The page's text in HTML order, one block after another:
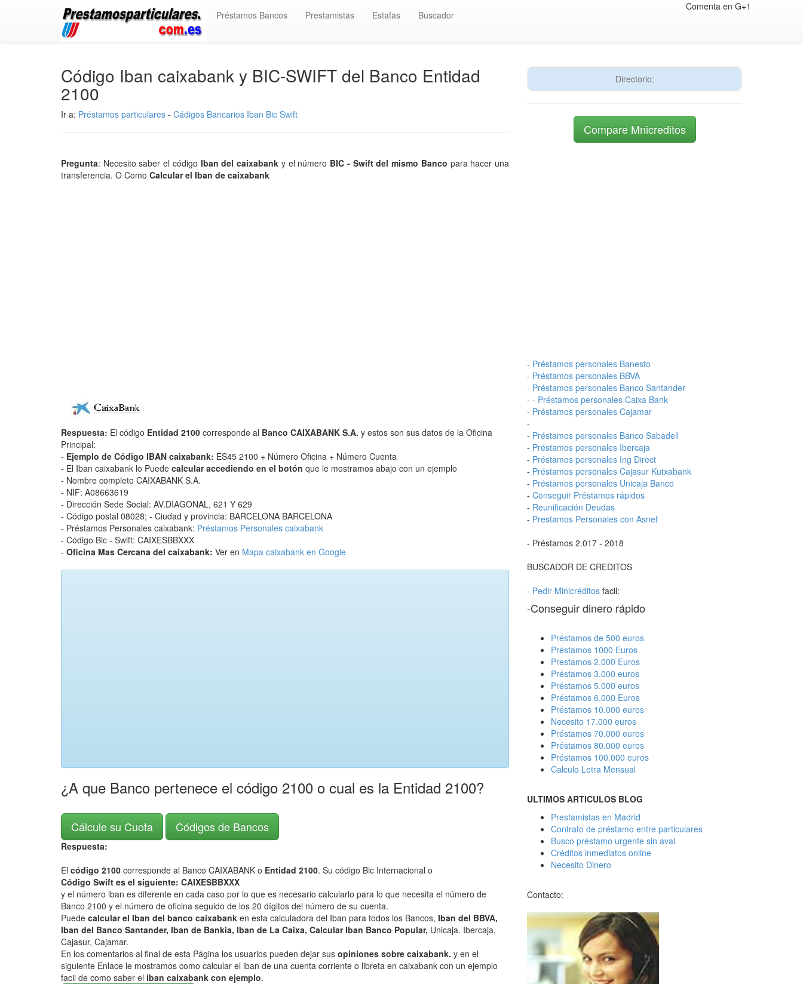
Préstamos Bancos Prestamistas Estafas Buscador
Comenta en G+1
Código Iban caixabank y BIC-SWIFT del Banco Entidad
2100
Ir a: Préstamos particulares - Cádigos Bancarios Iban Bic Swift
Pregunta: Necesito saber el código Iban del caixabank y el número BIC - Swift del mismo Banco para hacer una
transferencia. O Como Calcular el Iban de caixabank
Respuesta: El código Entidad 2100 corresponde al Banco CAIXABANK S.A. y estos son sus datos de la Oficina
Principal:
- Ejemplo de Código IBAN caixabank: ES45 2100 + Número Oficina + Número Cuenta
- El Iban caixabank lo Puede calcular accediendo en el botón que le mostramos abajo con un ejemplo
- Nombre completo CAIXABANK S.A.
- NIF: A08663619
- Dirección Sede Social: AV.DIAGONAL, 621 Y 629
- Código postal 08028; - Ciudad y provincia: BARCELONA BARCELONA
- Préstamos Personales caixabank: Préstamos Personales caixabank
- Código Bic - Swift: CAIXESBBXXX
- Oficina Mas Cercana del caixabank: Ver en Mapa caixabank en Google
¿A que Banco pertenece el código 2100 o cual es la Entidad 2100?
Cálcule su Cuota Códigos de Bancos
Respuesta:
El código 2100 corresponde al Banco CAIXABANK o Entidad 2100. Su código Bic Internacional o
Código Swift es el siguiente: CAIXESBBXXX
y el número iban es diferente en cada caso por lo que es necesario calcularlo para lo que necesita el número de
Banco 2100 y el número de oficina seguido de los 20 dígitos del número de su cuenta.
Puede calcular el Iban del banco caixabank en esta calculadora del Iban para todos los Bancos, Iban del BBVA,
Iban del Banco Santander, Iban de Bankia, Iban de La Caixa, Calcular Iban Banco Popular, Unicaja. Ibercaja,
Cajasur, Cajamar.
En los comentarios al final de esta Página los usuarios pueden dejar sus opiniones sobre caixabank. y en el
siguiente Enlace le mostramos como calcular el iban de una cuenta corriente o libreta en caixabank con un ejemplo
facil de como saber el iban caixabank con ejemplo.
Directorio:
Compare Mnicreditos
- Préstamos personales Banesto
- Préstamos personales BBVA
- Préstamos personales Banco Santander
- - Préstamos personales Caixa Bank
- Préstamos personales Cajamar
-
- Préstamos personales Banco Sabadell
- Préstamos personales Ibercaja
- Préstamos personales Ing Direct
- Préstamos personales Cajasur Kutxabank
- Préstamos personales Unicaja Banco
- Conseguir Préstamos rápidos
- Reunificación Deudas
- Prestamos Personales con Asnef
- Préstamos 2.017 - 2018
BUSCADOR DE CREDITOS
- Pedir Minicréditos facil:
-Conseguir dinero rápido
Préstamos de 500 euros
Préstamos 1000 Euros
Prestamos 2.000 Euros
Préstamos 3.000 euros
Préstamos 5.000 euros
Préstamos 6.000 Euros
Préstamos 10.000 euros
Necesito 17.000 euros
Préstamos 70.000 euros
Préstamos 80.000 euros
Préstamos 100.000 euros
Calculo Letra Mensual
ULTIMOS ARTICULOS BLOG
Prestamistas en Madrid
Contrato de préstamo entre particulares
Busco préstamo urgente sin aval
Créditos inmediatos online
Necesito Dinero
Contacto: